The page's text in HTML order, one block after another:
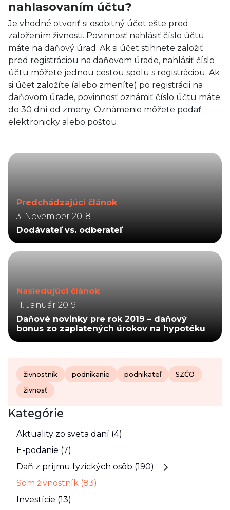
nahlasovaním účtu?
Je vhodné otvoriť si osobitný účet ešte pred
založením živnosti. Povinnosť nahlásiť číslo účtu
máte na daňový úrad. Ak si účet stihnete založiť
pred registráciou na daňovom úrade, nahlásiť číslo
účtu môžete jednou cestou spolu s registráciou. Ak
si účet založíte (alebo zmeníte) po registrácii na
daňovom úrade, povinnosť oznámiť číslo účtu máte
do 30 dní od zmeny. Oznámenie môžete podať
elektronicky alebo poštou.
Predchádzajúci článok
3. November 2018
Dodávateľ vs. odberateľ
Nasledujúci článok
11. Január 2019
Daňové novinky pre rok 2019 – daňový
bonus zo zaplatených úrokov na hypotéku
živnostník podnikanie podnikateľ SZČO
živnosť
Kategórie
Aktuality zo sveta daní (4)
E-podanie (7)
Daň z príjmu fyzických osôb (190)
Som živnostník (83)
Investície (13)